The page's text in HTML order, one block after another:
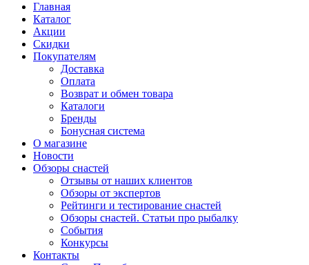
Главная
Каталог
Акции
Скидки
Покупателям
Доставка
Оплата
Возврат и обмен товара
Каталоги
Бренды
Бонусная система
О магазине
Новости
Обзоры снастей
Отзывы от наших клиентов
Обзоры от экспертов
Рейтинги и тестирование снастей
Обзоры снастей. Статьи про рыбалку
События
Конкурсы
Контакты